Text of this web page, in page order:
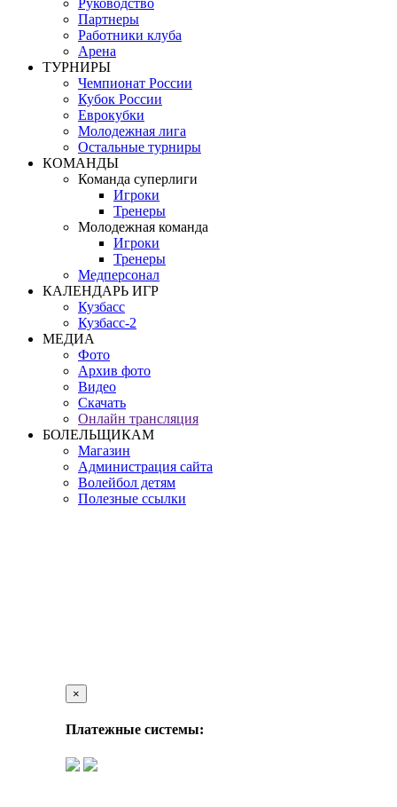
Руководство
Партнеры
Работники клуба
Арена
ТУРНИРЫ
Чемпионат России
Кубок России
Еврокубки
Молодежная лига
Остальные турниры
КОМАНДЫ
Команда суперлиги
Игроки
Тренеры
Молодежная команда
Игроки
Тренеры
Медперсонал
КАЛЕНДАРЬ ИГР
Кузбасс
Кузбасс-2
МЕДИА
Фото
Архив фото
Видео
Скачать
Онлайн трансляция
БОЛЕЛЬЩИКАМ
Магазин
Администрация сайта
Волейбол детям
Полезные ссылки
×
Платежные системы: